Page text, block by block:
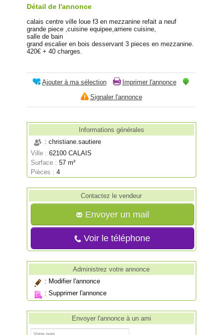
Détail de l'annonce
calais centre ville loue f3 en mezzanine refait a neuf
grande piece ,cuisine equipee,arriere cuisine,
salle de bain
grand escalier en bois desservant 3 pieces en mezzanine.
420€ + 40 charges.
Ajouter à ma sélection
Imprimer l'annonce
Signaler l'annonce
Informations générales
: christiane.sautiere
Ville :62100 CALAIS
Surface : 57 m²
Pièces : 4
Contactez le vendeur
Envoyer un mail
Voir le téléphone
Administrez votre annonce
: Modifier l'annonce
:Supprimer l'annonce
Envoyer l'annonce à un ami